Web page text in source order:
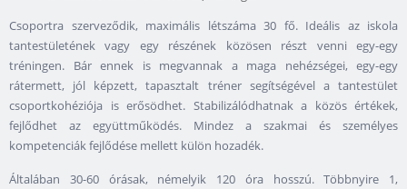
Csoportra szerveződik, maximális létszáma 30 fő. Ideális az iskola
tantestületének vagy egy részének közösen részt venni egy-egy
tréningen. Bár ennek is megvannak a maga nehézségei, egy-egy
rátermett, jól képzett, tapasztalt tréner segítségével a tantestület
csoportkohéziója is erősödhet. Stabilizálódhatnak a közös értékek,
fejlődhet az együttműködés. Mindez a szakmai és személyes
kompetenciák fejlődése mellett külön hozadék.
Általában 30-60 órásak, némelyik 120 óra hosszú. Többnyire 1,